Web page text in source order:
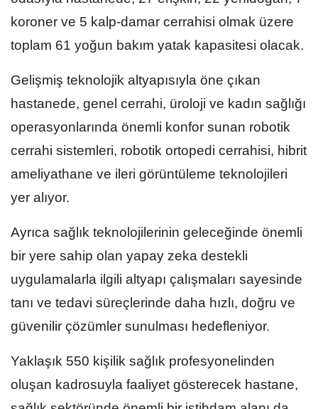
koroner ve 5 kalp-damar cerrahisi olmak üzere
toplam 61 yoğun bakım yatak kapasitesi olacak.
Gelişmiş teknolojik altyapısıyla öne çıkan
hastanede, genel cerrahi, üroloji ve kadın sağlığı
operasyonlarında önemli konfor sunan robotik
cerrahi sistemleri, robotik ortopedi cerrahisi, hibrit
ameliyathane ve ileri görüntüleme teknolojileri
yer alıyor.
Ayrıca sağlık teknolojilerinin geleceğinde önemli
bir yere sahip olan yapay zeka destekli
uygulamalarla ilgili altyapı çalışmaları sayesinde
tanı ve tedavi süreçlerinde daha hızlı, doğru ve
güvenilir çözümler sunulması hedefleniyor.
Yaklaşık 550 kişilik sağlık profesyonelinden
oluşan kadrosuyla faaliyet gösterecek hastane,